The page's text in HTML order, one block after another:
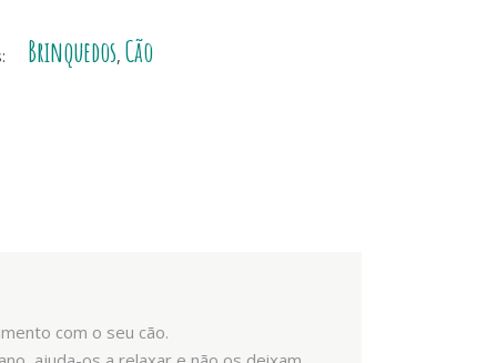
Brinquedos, Cão
com o seu cão.